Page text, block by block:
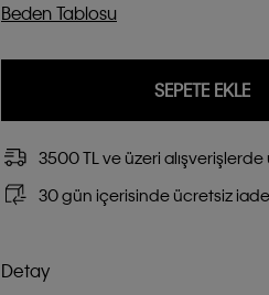
Beden Tablosu
SEPETE EKLE
3500 TL ve üzeri
30 gün içerisinde ücretsiz iade
Detay